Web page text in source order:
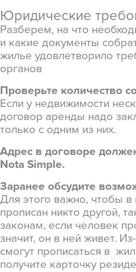
Юридические
Разберем, на что
и какие документы
жилье удовлетворило
органов
Проверьте количество
Если у недвижимости
договор аренды надо
только с одним из них.
Адрес в договоре
Nota Simple.
Заранее обсудите
Для этого важно, чтобы
прописан никто другой,
законам, если человек
значит, он в ней живет.
смогут прописаться в
получите карточку